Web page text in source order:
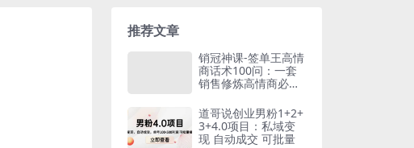
推荐文章
销冠神课-签单王高情
商话术100问：一套
销售修炼高情商必修
道哥说创业男粉1+2+
3+4.0项目：私域变
现 自动成交 可批量